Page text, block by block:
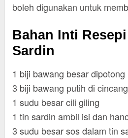
boleh digunakan untuk
Bahan Inti
Sardin
1 biji bawang besar dipotong
3 biji bawang putih di cincang
1 sudu besar cili giling
1 tin sardin ambil isi dan
3 sudu besar sos dalam tin